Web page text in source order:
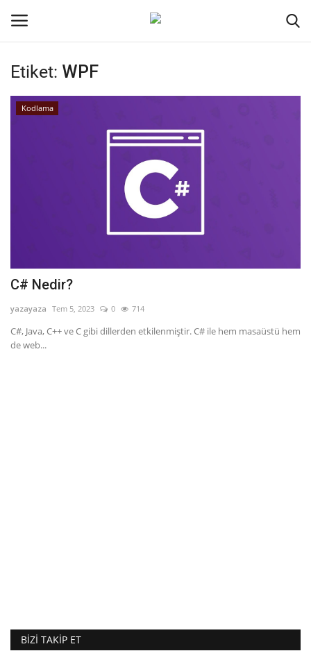
Oturum aç
Genel
Dil
Etiket: WPF
Kodlama
C# Nedir?
yazayaza Tem 5, 2023 0 714
C#, Java, C++ ve C gibi dillerden etkilenmiştir. C# ile hem masaüstü hem
de web...
BIZI TAKIP ET